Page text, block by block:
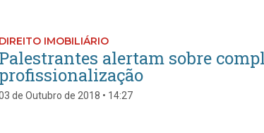
DIREITO IMOBILIÁRIO
Palestrantes alertam sobre
profissionalização
de Outubro de 2018 • 14:27